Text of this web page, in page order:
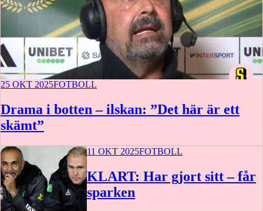
25 OKT 2025FOTBOLL
Drama i botten – ilskan: ”Det här är ett
skämt”
11 OKT 2025FOTBOLL
KLART: Har gjort sitt – får
sparken